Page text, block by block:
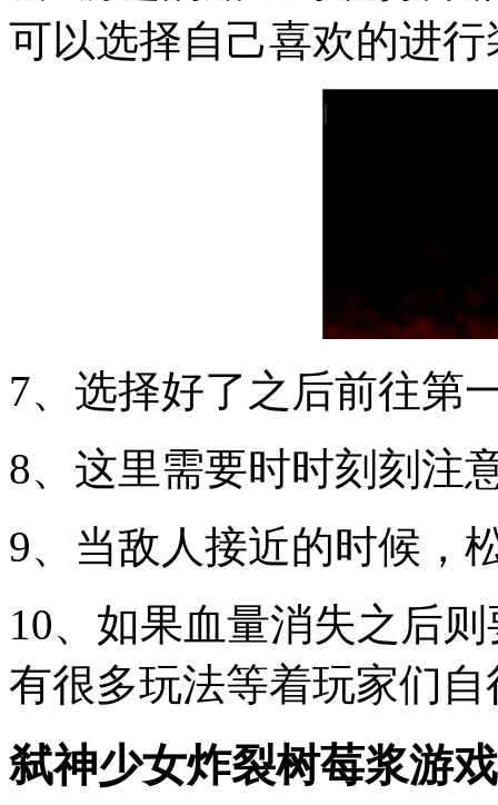
可以选择自己喜欢的进行
7、选择好了之后前往第
8、这里需要时时刻刻注
9、当敌人接近的时候，
10、如果血量消失之后
有很多玩法等着玩家们
弑神少女炸裂树莓浆游